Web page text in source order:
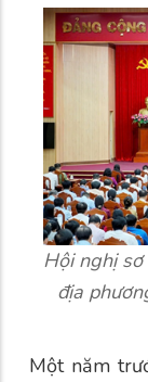
Hội nghị
địa
Một năm